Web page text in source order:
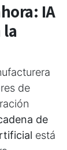
IA
de
de
está